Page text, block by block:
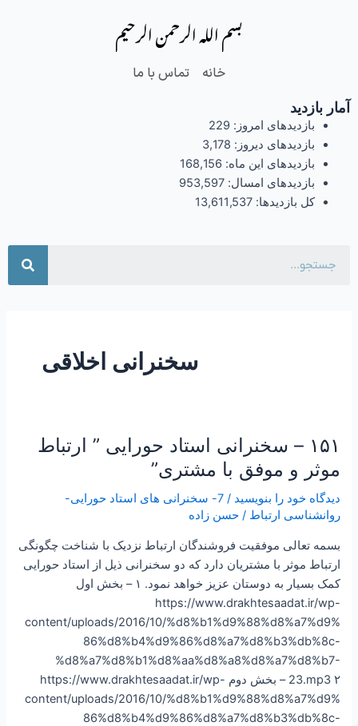
بسم الله الرحمن الرحیم
خانه تماس با ما
آمار بازدید
بازدیدهای امروز: 229
بازدیدهای دیروز: 3,178
بازدیدهای این ماه: 168,156
بازدیدهای امسال: 953,597
کل بازدیدها: 13,611,537
سخنرانی اخلاقی
۱۵۱ – سخنرانی استاد حورایی ” ارتباط
موثر و موفق با مشتری”
دیدگاه‌ خود را بنویسید / 7- سخنرانی های استاد حورایی-
روانشناسی ارتباط /حسن زاده
بسمه تعالی موفقیت فروشندگان ارتباط نزدیک با شناخت چگونگی
ارتباط موثر با مشتریان دارد که دو سخنرانی ذیل از استاد حورایی
کمک بسیار به دوستان عزیز خواهد نمود. ۱ – بخش اول
https://www.drakhtesaadat.ir/wp-
content/uploads/2016/10/%d8%b1%d9%88%d8%a7%d9%
86%d8%b4%d9%86%d8%a7%d8%b3%db%8c-
%d8%a7%d8%b1%d8%aa%d8%a8%d8%a7%d8%b7-
23.mp3 ۲ – بخش دوم https://www.drakhtesaadat.ir/wp-
content/uploads/2016/10/%d8%b1%d9%88%d8%a7%d9%
86%d8%b4%d9%86%d8%a7%d8%b3%db%8c-
۱۵۱
سخنرانی
استاد
حورایی
ارتباط
موثر
موفق
مشتری”